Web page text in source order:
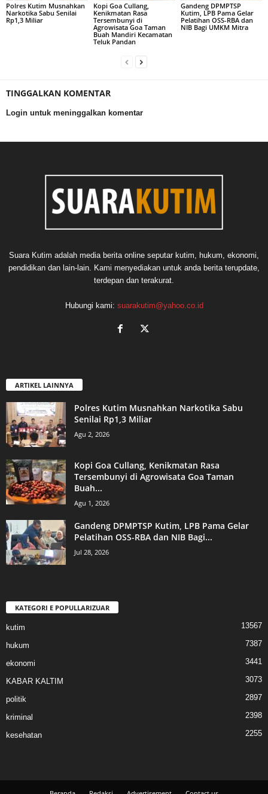
Polres Kutim Musnahkan
Narkotika Sabu Senilai
Rp1,3 Miliar
Kopi Goa Cullang,
Kenikmatan Rasa
Tersembunyi di
Agrowisata Goa Taman
Buah Mandiri Kecamatan
Teluk Pandan
Gandeng DPMPTSP
Kutim, LPB Pama Gelar
Pelatihan OSS-RBA dan
NIB Bagi UMKM Mitra
TINGGALKAN KOMENTAR
Login untuk meninggalkan komentar
Suara Kutim adalah media berita online seputar kutim, hukum, ekonomi,
pendidikan dan lain-lain. Kami menyediakan untuk anda berita terupdate,
terdepan dan terakurat.
Hubungi kami: suarakutim@yahoo.co.id
ARTIKEL LAINNYA
Polres Kutim Musnahkan Narkotika Sabu
Senilai Rp1,3 Miliar
Agu 2, 2026
Kopi Goa Cullang, Kenikmatan Rasa
Tersembunyi di Agrowisata Goa Taman
Buah...
Agu 1, 2026
Gandeng DPMPTSP Kutim, LPB Pama Gelar
Pelatihan OSS-RBA dan NIB Bagi...
Jul 28, 2026
KATEGORI E POPULLARIZUAR
kutim 13567
hukum 7387
ekonomi 3441
KABAR KALTIM 3073
politik 2897
kriminal 2398
kesehatan 2255